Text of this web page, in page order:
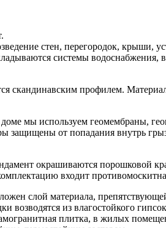
стен, перегородок, крыши,
системы водоснабжения,
скандинавским профилем.
мы используем геомембраны,
защищены от попадания внутрь
окрашиваются порошковой
входит
слой материала,
из влагостойкого
плитка, в жилых